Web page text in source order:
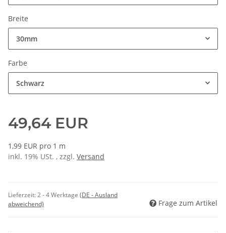
Breite
30mm
Farbe
Schwarz
49,64 EUR
1,99 EUR pro 1 m
inkl. 19% USt. , zzgl. Versand
Lieferzeit:2 - 4 Werktage (DE - Ausland
abweichend)
Frage zum Artikel